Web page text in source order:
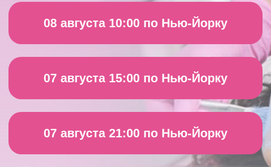
07 августа 21:00 по Нью-Йорку
Нажимая кнопку, вы соглашаетесь с условиямиПолитики
на получение информационных сообщений через SMS, email,
отзывов и кейсов